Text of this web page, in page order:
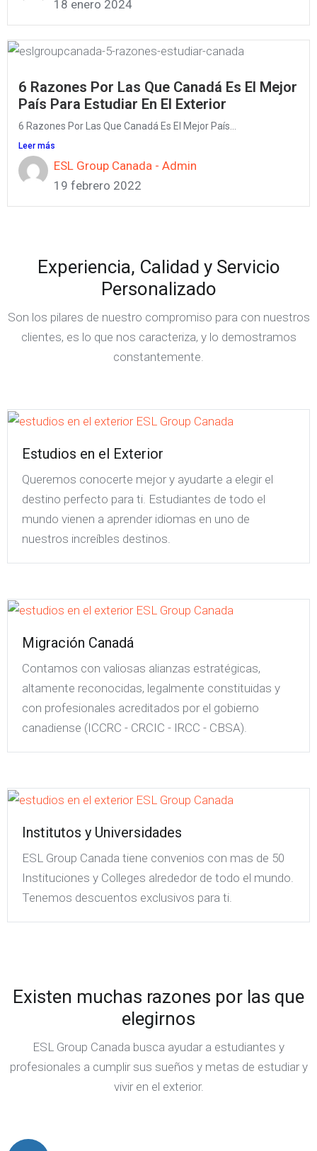
18 enero 2024
6 Razones Por Las Que Canadá Es El Mejor
País Para Estudiar En El Exterior
6 Razones Por Las Que Canadá Es El Mejor País...
Leer más
ESL Group Canada - Admin
19 febrero 2022
Experiencia, Calidad y Servicio
Personalizado
Son los pilares de nuestro compromiso para con nuestros
clientes, es lo que nos caracteriza, y lo demostramos
constantemente.
Estudios en el Exterior
Queremos conocerte mejor y ayudarte a elegir el
destino perfecto para ti. Estudiantes de todo el
mundo vienen a aprender idiomas en uno de
nuestros increíbles destinos.
Migración Canadá
Contamos con valiosas alianzas estratégicas,
altamente reconocidas, legalmente constituidas y
con profesionales acreditados por el gobierno
canadiense (ICCRC - CRCIC - IRCC - CBSA).
Institutos y Universidades
ESL Group Canada tiene convenios con mas de 50
Instituciones y Colleges alrededor de todo el mundo.
Tenemos descuentos exclusivos para ti.
Existen muchas razones por las que
elegirnos
ESL Group Canada busca ayudar a estudiantes y
profesionales a cumplir sus sueños y metas de estudiar y
vivir en el exterior.